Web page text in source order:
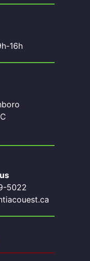
16h
5022